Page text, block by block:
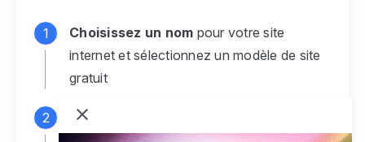
Choisissez un nom pour votre site
internet et sélectionnez un modèle de site
gratuit
Connectez-vous